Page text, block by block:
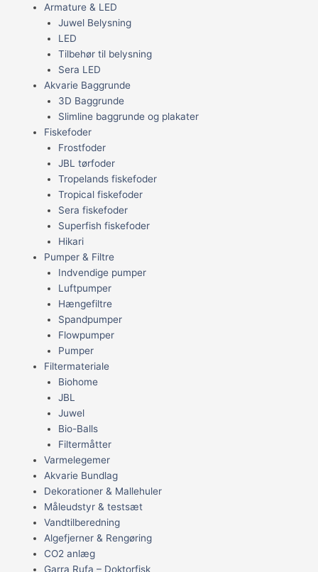
Armature & LED
Juwel Belysning
LED
Tilbehør til belysning
Sera LED
Akvarie Baggrunde
3D Baggrunde
Slimline baggrunde og plakater
Fiskefoder
Frostfoder
JBL tørfoder
Tropelands fiskefoder
Tropical fiskefoder
Sera fiskefoder
Superfish fiskefoder
Hikari
Pumper & Filtre
Indvendige pumper
Luftpumper
Hængefiltre
Spandpumper
Flowpumper
Pumper
Filtermateriale
Biohome
JBL
Juwel
Bio-Balls
Filtermåtter
Varmelegemer
Akvarie Bundlag
Dekorationer & Mallehuler
Måleudstyr & testsæt
Vandtilberedning
Algefjerner & Rengøring
CO2 anlæg
Garra Rufa – Doktorfisk